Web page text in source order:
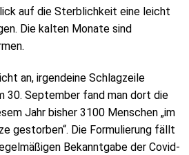
auf die Sterblichkeit eine leicht
Die kalten Monate sind
an, irgendeine Schlagzeile
30. September fand man dort die
Jahr bisher 3100 Menschen „im
gestorben“. Die Formulierung fällt
Bekanntgabe der Covid-